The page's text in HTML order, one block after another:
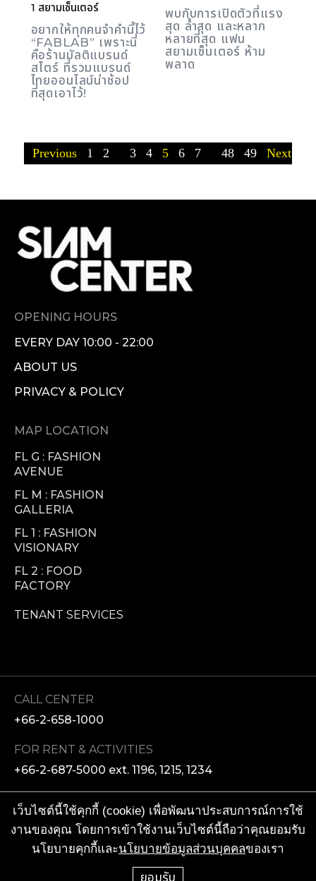
1 สยามเซ็นเตอร์
อยากให้ทุกคนจำคำนี้ไว้
“FABLAB” เพราะนี่
คือร้านมัลติแบรนด์
สโตร์ ที่รวมแบรนด์
ไทยออนไลน์น่าช้อป
ที่สุดเอาไว้!
พบกับการเปิดตัวที่แรง
สุด ล้ำสุด และหลาก
หลายที่สุด แฟน
สยามเซ็นเตอร์ ห้าม
พลาด
Previous 1 2 3 4 5 6 7 48 49 Next
เว็บไซต์นี้ใช้คุกกี้ (cookie) เพื่อพัฒนาประสบการณ์การใช้
งานของคุณ โดยการเข้าใช้งานเว็บไซต์นี้ถือว่าคุณยอมรับ
นโยบายคุกกี้และนโยบายข้อมูลส่วนบุคคลของเรา
ยอมรับ
OPENING HOURS
EVERY DAY 10:00 - 22:00
ABOUT US
PRIVACY & POLICY
MAP LOCATION
FL G : FASHION
AVENUE
FL M : FASHION
GALLERIA
FL 1 : FASHION
VISIONARY
FL 2 : FOOD
FACTORY
TENANT SERVICES
CALL CENTER
+66-2-658-1000
FOR RENT & ACTIVITIES
+66-2-687-5000 ext. 1196, 1215, 1234
MEDIA ENQUIRIES
+66-2-610-8000 ext. 8201, 8202
SOCIAL MEDIA